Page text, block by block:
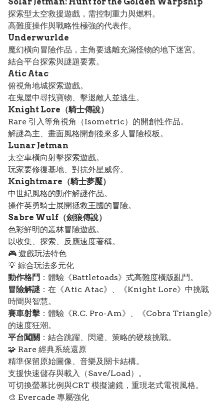
Solar Jetman: Hunt for the Golden Warpship
探索型太空救援遊戲，需控制重力與燃料。
高難度操作與戰略性極強的代表作。
Underwurlde
魔幻橫向冒險作品，主角要逃離充滿怪物的地下迷宮。
結合平台探索與謎題要素。
Atic Atac
俯視角地城探索遊戲。
在鬼屋中尋找寶物、擊退敵人並逃生。
Knight Lore（騎士傳說）
Rare 引入等角視角（Isometric）的開創性作品。
解謎為主、畫面風格開創後來多人冒險模板。
Lunar Jetman
太空車橫向射擊探索遊戲。
玩家要修復基地、對抗外星威脅。
Knightmare（騎士夢魘）
中世紀風格的動作解謎作品。
操作英勇騎士展開拯救王國的冒險。
Sabre Wulf（劍狼傳說）
色彩鮮明的叢林冒險遊戲。
以收集、探索、反應速度著稱。
🎮 遊戲玩法特色
💡 綜合玩法多元化
動作格鬥 ：體驗《Battletoads》式高難度橫版亂鬥。
冒險解謎 ：在《Atic Atac》、《Knight Lore》中挑戰
時間與智慧。
賽車射擊 ：體驗《R.C. Pro-Am》、《Cobra Triangle》
的速度狂潮。
平台闖關 ：結合跳躍、閃避、策略的硬核挑戰。
🧩 Rare 經典系統還原
精準保留原始圖像、音樂及關卡結構。
支援快速儲存與載入（Save/Load）。
可切換螢幕比例與CRT 模擬濾鏡，重現老式電視風格。
🎨 Evercade 專屬強化